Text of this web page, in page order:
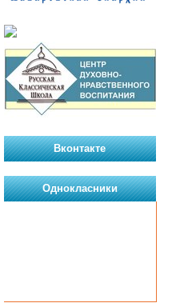
Вконтакте
Однокласники